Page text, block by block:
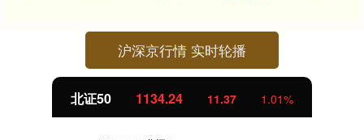
沪深京行情 实时轮播
北证50 1134.24 11.37 1.01%